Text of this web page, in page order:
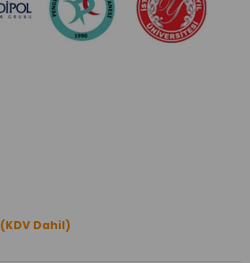
(KDV Dahil)